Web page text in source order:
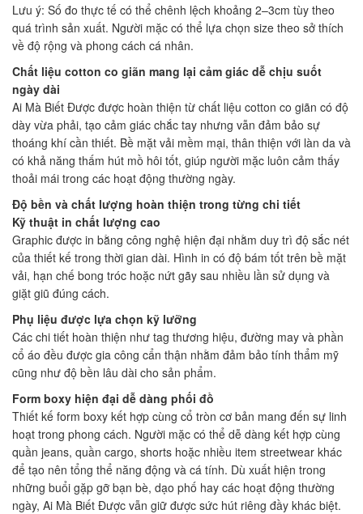
Lưu ý: Số đo thực tế có thể chênh lệch khoảng 2–3cm tùy theo
quá trình sản xuất. Người mặc có thể lựa chọn size theo sở thích
về độ rộng và phong cách cá nhân.
Chất liệu cotton co giãn mang lại cảm giác dễ chịu suốt
ngày dài
Ai Mà Biết Được được hoàn thiện từ chất liệu cotton co giãn có độ
dày vừa phải, tạo cảm giác chắc tay nhưng vẫn đảm bảo sự
thoáng khí cần thiết. Bề mặt vải mềm mại, thân thiện với làn da và
có khả năng thấm hút mồ hôi tốt, giúp người mặc luôn cảm thấy
thoải mái trong các hoạt động thường ngày.
Độ bền và chất lượng hoàn thiện trong từng chi tiết
Kỹ thuật in chất lượng cao
Graphic được in bằng công nghệ hiện đại nhằm duy trì độ sắc nét
của thiết kế trong thời gian dài. Hình in có độ bám tốt trên bề mặt
vải, hạn chế bong tróc hoặc nứt gãy sau nhiều lần sử dụng và
giặt giũ đúng cách.
Phụ liệu được lựa chọn kỹ lưỡng
Các chi tiết hoàn thiện như tag thương hiệu, đường may và phần
cổ áo đều được gia công cẩn thận nhằm đảm bảo tính thẩm mỹ
cũng như độ bền lâu dài cho sản phẩm.
Form boxy hiện đại dễ dàng phối đồ
Thiết kế form boxy kết hợp cùng cổ tròn cơ bản mang đến sự linh
hoạt trong phong cách. Người mặc có thể dễ dàng kết hợp cùng
quần jeans, quần cargo, shorts hoặc nhiều item streetwear khác
để tạo nên tổng thể năng động và cá tính. Dù xuất hiện trong
những buổi gặp gỡ bạn bè, dạo phố hay các hoạt động thường
ngày, Ai Mà Biết Được vẫn giữ được sức hút riêng đầy khác biệt.